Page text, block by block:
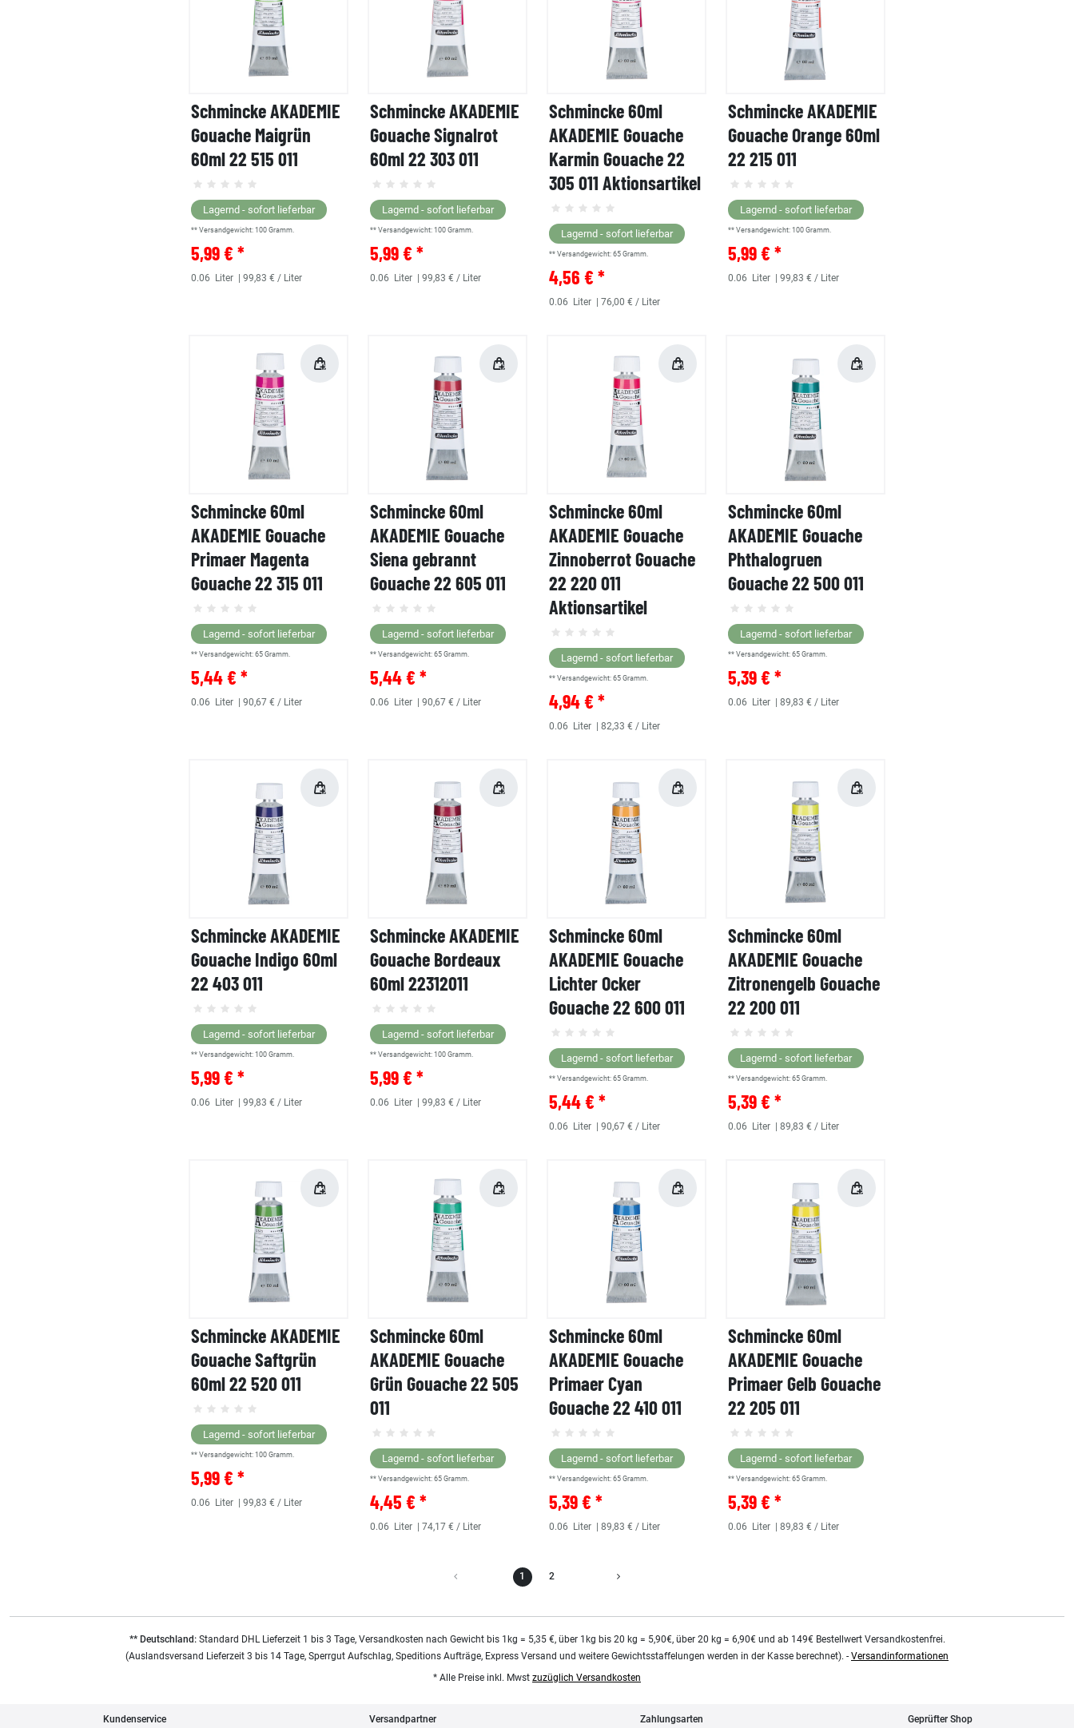
Schmincke AKADEMIE
Gouache Maigrün
60ml 22 515 011
Lagernd - sofort lieferbar
** Versandgewicht: 100 Gramm.
5,99 € *
0.06 Liter | 99,83 € / Liter
Schmincke AKADEMIE
Gouache Signalrot
60ml 22 303 011
Lagernd - sofort lieferbar
** Versandgewicht: 100 Gramm.
5,99 € *
0.06 Liter | 99,83 € / Liter
Schmincke 60ml
AKADEMIE Gouache
Karmin Gouache 22
305 011 Aktionsartikel
Lagernd - sofort lieferbar
** Versandgewicht: 65 Gramm.
4,56 € *
0.06 Liter | 76,00 € / Liter
Schmincke AKADEMIE
Gouache Orange 60ml
22 215 011
Lagernd - sofort lieferbar
** Versandgewicht: 100 Gramm.
5,99 € *
0.06 Liter | 99,83 € / Liter
Schmincke 60ml
AKADEMIE Gouache
Primaer Magenta
Gouache 22 315 011
Lagernd - sofort lieferbar
** Versandgewicht: 65 Gramm.
5,44 € *
0.06 Liter | 90,67 € / Liter
Schmincke 60ml
AKADEMIE Gouache
Siena gebrannt
Gouache 22 605 011
Lagernd - sofort lieferbar
** Versandgewicht: 65 Gramm.
5,44 € *
0.06 Liter | 90,67 € / Liter
Schmincke 60ml
AKADEMIE Gouache
Zinnoberrot Gouache
22 220 011
Aktionsartikel
Lagernd - sofort lieferbar
** Versandgewicht: 65 Gramm.
4,94 € *
0.06 Liter | 82,33 € / Liter
Schmincke 60ml
AKADEMIE Gouache
Phthalogruen
Gouache 22 500 011
Lagernd - sofort lieferbar
** Versandgewicht: 65 Gramm.
5,39 € *
0.06 Liter | 89,83 € / Liter
Schmincke AKADEMIE
Gouache Indigo 60ml
22 403 011
Lagernd - sofort lieferbar
** Versandgewicht: 100 Gramm.
5,99 € *
0.06 Liter | 99,83 € / Liter
Schmincke AKADEMIE
Gouache Bordeaux
60ml 22312011
Lagernd - sofort lieferbar
** Versandgewicht: 100 Gramm.
5,99 € *
0.06 Liter | 99,83 € / Liter
Schmincke 60ml
AKADEMIE Gouache
Lichter Ocker
Gouache 22 600 011
Lagernd - sofort lieferbar
** Versandgewicht: 65 Gramm.
5,44 € *
0.06 Liter | 90,67 € / Liter
Schmincke 60ml
AKADEMIE Gouache
Zitronengelb Gouache
22 200 011
Lagernd - sofort lieferbar
** Versandgewicht: 65 Gramm.
5,39 € *
0.06 Liter | 89,83 € / Liter
Schmincke AKADEMIE
Gouache Saftgrün
60ml 22 520 011
Lagernd - sofort lieferbar
** Versandgewicht: 100 Gramm.
5,99 € *
0.06 Liter | 99,83 € / Liter
Schmincke 60ml
AKADEMIE Gouache
Grün Gouache 22 505
011
Lagernd - sofort lieferbar
** Versandgewicht: 65 Gramm.
4,45 € *
0.06 Liter | 74,17 € / Liter
Schmincke 60ml
AKADEMIE Gouache
Primaer Cyan
Gouache 22 410 011
Lagernd - sofort lieferbar
** Versandgewicht: 65 Gramm.
5,39 € *
0.06 Liter | 89,83 € / Liter
Schmincke 60ml
AKADEMIE Gouache
Primaer Gelb Gouache
22 205 011
Lagernd - sofort lieferbar
** Versandgewicht: 65 Gramm.
5,39 € *
0.06 Liter | 89,83 € / Liter
1 2
** Deutschland:Standard DHL Lieferzeit 1 bis 3 Tage, Versandkosten nach Gewicht bis 1kg = 5,35 €, über 1kg bis 20 kg = 5,90€, über 20 kg = 6,90€ und ab 149€ Bestellwert Versandkostenfrei.
(Auslandsversand Lieferzeit 3 bis 14 Tage, Sperrgut Aufschlag, Speditions Aufträge, Express Versand und weitere Gewichtsstaffelungen werden in der Kasse berechnet). - Versandinformationen
* Alle Preise inkl. Mwst zuzüglich Versandkosten
Kundenservice Versandpartner Zahlungsarten Geprüfter Shop